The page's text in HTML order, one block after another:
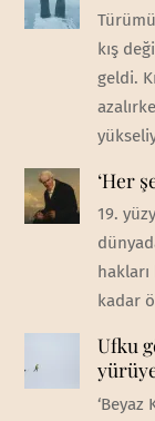
kış
geldi.
‘Her
19.
kadar
Ufku
‘Beyaz